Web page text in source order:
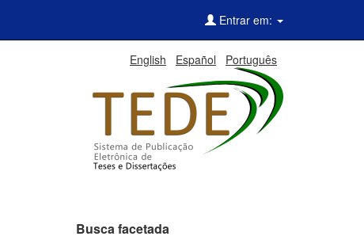
Entrar em:
English Español Português
Busca facetada